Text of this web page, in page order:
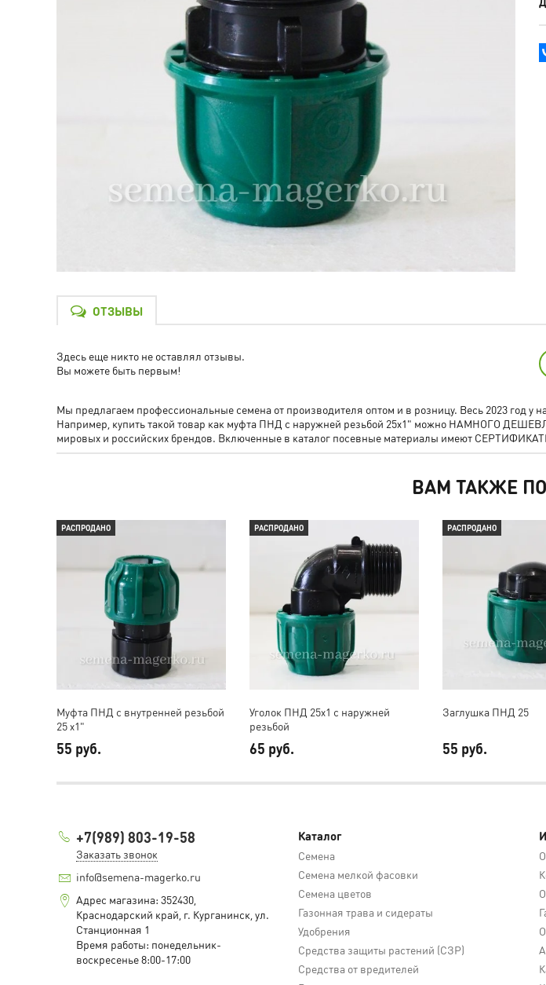
ОТЗЫВЫ
Здесь еще никто не оставлял отзывы.
Вы можете быть первым!
Мы предлагаем профессиональные семена от производителя оптом и в розницу. Весь 2023
Например, купить такой товар как муфта ПНД с наружней резьбой 25х1" можно НАМНОГО
мировых и российских брендов. Включенные в каталог посевные материалы имеют
ВАМ ТАКЖЕ
РАСПРОДАНО
Муфта ПНД с внутренней резьбой
25 х1"
55 руб.
РАСПРОДАНО
Уголок ПНД 25х1 с наружней
резьбой
65 руб.
РАСПРОДАНО
Заглушка ПНД 25
55 руб.
Каталог
Семена
Семена мелкой фасовки
Семена цветов
Газонная трава и сидераты
Удобрения
Средства защиты растений (СЗР)
Средства от вредителей
+7(989) 803-19-58
Заказать звонок
info@semena-magerko.ru
Адрес магазина: 352430,
Краснодарский край, г. Курганинск, ул.
Станционная 1
Время работы: понедельник-
воскресенье 8:00-17:00